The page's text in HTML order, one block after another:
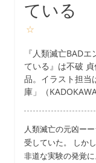
ている
☆
『人類滅亡BAD
ている』は不破
品。イラスト担当
庫」（
人類滅亡の元凶ー
受していた。 しか
非道な実験の発覚